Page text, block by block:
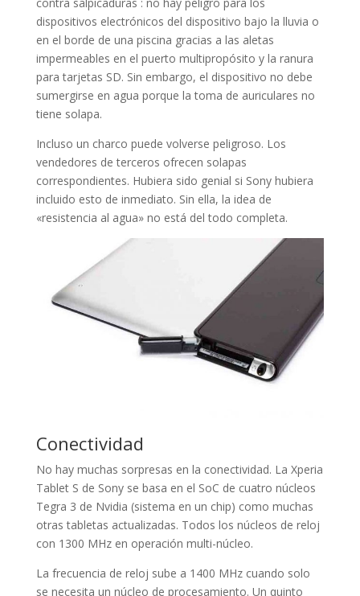
dispositivos electrónicos del dispositivo bajo la lluvia o
en el borde de una piscina gracias a las aletas
impermeables en el puerto multipropósito y la ranura
para tarjetas SD. Sin embargo, el dispositivo no debe
sumergirse en agua porque la toma de auriculares no
tiene solapa.
Incluso un charco puede volverse peligroso. Los
vendedores de terceros ofrecen solapas
correspondientes. Hubiera sido genial si Sony hubiera
incluido esto de inmediato. Sin ella, la idea de
«resistencia al agua» no está del todo completa.
Conectividad
No hay muchas sorpresas en la conectividad. La Xperia
Tablet S de Sony se basa en el SoC de cuatro núcleos
Tegra 3 de Nvidia (sistema en un chip) como muchas
otras tabletas actualizadas. Todos los núcleos de reloj
con 1300 MHz en operación multi-núcleo.
La frecuencia de reloj sube a 1400 MHz cuando solo
se necesita un núcleo de procesamiento. Un quinto